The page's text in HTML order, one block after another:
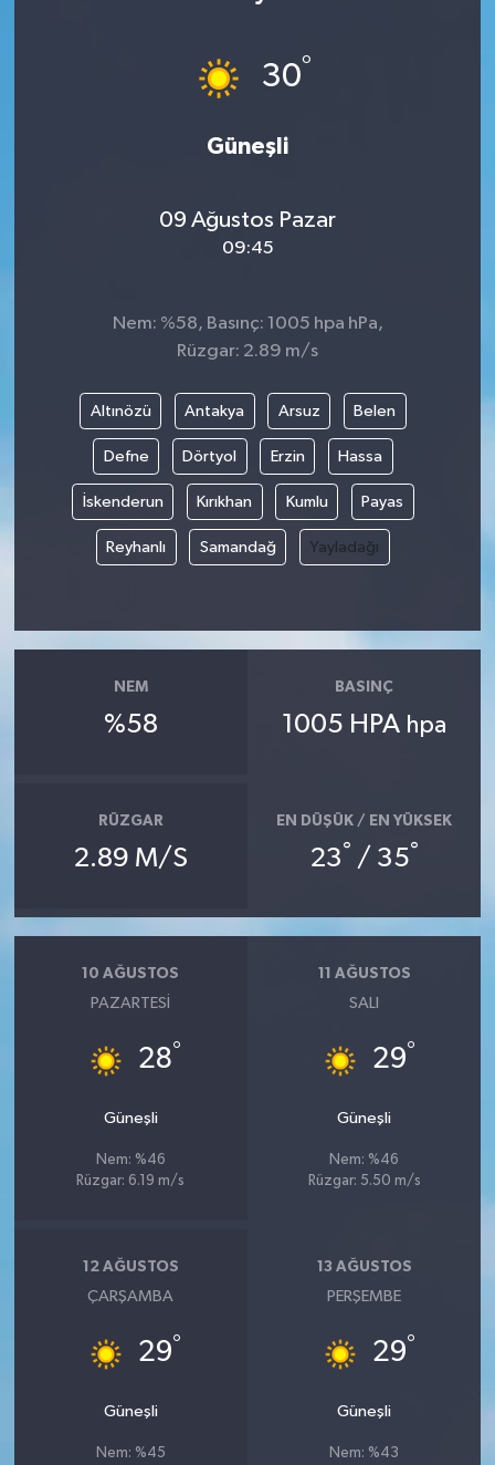
30°
Güneşli
09 Ağustos Pazar
09:45
Nem: %58, Basınç: 1005 hpa hPa,
Rüzgar: 2.89 m/s
Altınözü Antakya Arsuz Belen
Defne Dörtyol Erzin Hassa
İskenderun Kırıkhan Kumlu Payas
Reyhanlı Samandağ Yayladağı
NEM
%58
BASINÇ
1005 HPA hpa
RÜZGAR
2.89 M/S
EN DÜŞÜK / EN YÜKSEK
23° / 35°
10 AĞUSTOS
PAZARTESI
28°
Güneşli
Nem: %46
Rüzgar: 6.19 m/s
11 AĞUSTOS
SALI
29°
Güneşli
Nem: %46
Rüzgar: 5.50 m/s
12 AĞUSTOS
ÇARŞAMBA
29°
Güneşli
Nem: %45
13 AĞUSTOS
PERŞEMBE
29°
Güneşli
Nem: %43